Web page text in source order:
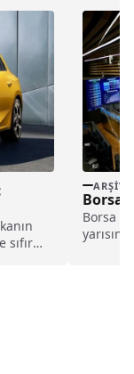
sıfır
ARŞIV
Borsa
Borsa